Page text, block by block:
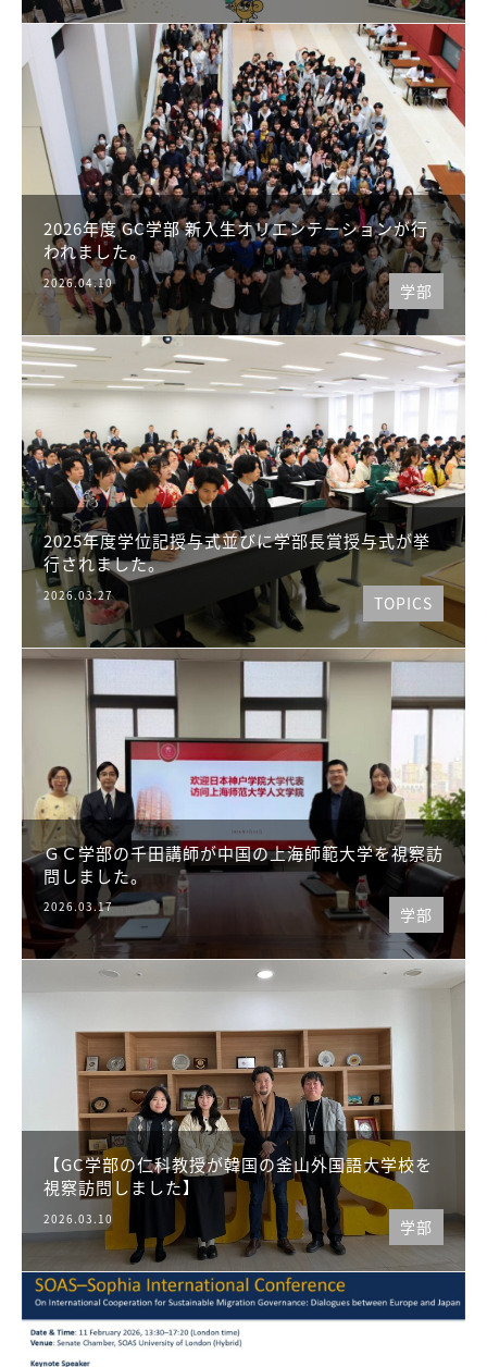
2026年度 GC学部 新入生オリエンテーションが行
われました。
2026.04.10 学部
2025年度学位記授与式並びに学部長賞授与式が挙
行されました。
2026.03.27 TOPICS
ＧＣ学部の千田講師が中国の上海師範大学を視察訪
問しました。
2026.03.17 学部
【GC学部の仁科教授が韓国の釜山外国語大学校を
視察訪問しました】
2026.03.10 学部